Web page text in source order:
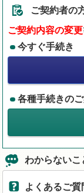
ご契約者の
ご契約内容の変更
今すぐ手続き
各種手続きの
わからないこ
よくあるご質